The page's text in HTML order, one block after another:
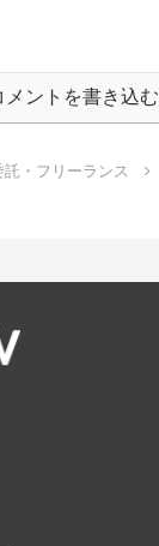
メントを書き込む
託・フリーランス